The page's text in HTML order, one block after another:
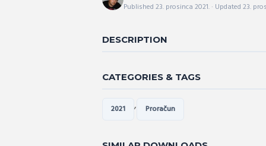
Published 23. prosinca 2021. · Updated 23.
DESCRIPTION
CATEGORIES & TAGS
2021 , Proračun